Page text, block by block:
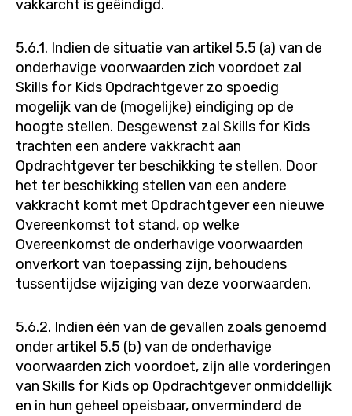
vakkarcht is geëindigd.
5.6.1. Indien de situatie van artikel 5.5 (a) van de
onderhavige voorwaarden zich voordoet zal
Skills for Kids Opdrachtgever zo spoedig
mogelijk van de (mogelijke) eindiging op de
hoogte stellen. Desgewenst zal Skills for Kids
trachten een andere vakkracht aan
Opdrachtgever ter beschikking te stellen. Door
het ter beschikking stellen van een andere
vakkracht komt met Opdrachtgever een nieuwe
Overeenkomst tot stand, op welke
Overeenkomst de onderhavige voorwaarden
onverkort van toepassing zijn, behoudens
tussentijdse wijziging van deze voorwaarden.
5.6.2. Indien één van de gevallen zoals genoemd
onder artikel 5.5 (b) van de onderhavige
voorwaarden zich voordoet, zijn alle vorderingen
van Skills for Kids op Opdrachtgever onmiddellijk
en in hun geheel opeisbaar, onverminderd de